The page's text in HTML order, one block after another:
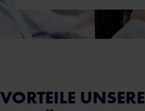
VORTEILE